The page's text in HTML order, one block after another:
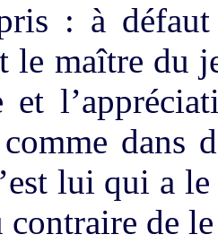
: à
le maître du
et
dans
lui qui a
contraire de